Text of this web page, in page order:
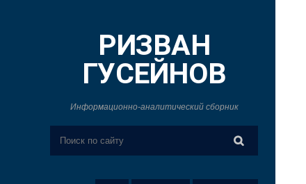
РИЗВАН
ГУСЕЙНОВ
Информационно-аналитический сборник